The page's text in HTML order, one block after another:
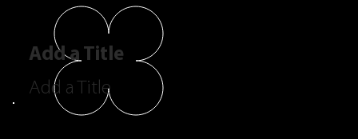
Add a Title
Add a Title